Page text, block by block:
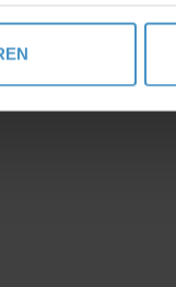
door het
wijzigen of
om content en
Ook delen
Deze